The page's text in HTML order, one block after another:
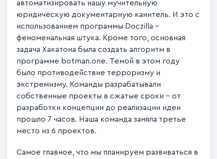
автоматизировать нашу мучительную
юридическую документарную канитель. И это с
использованием программы Doczilla –
феноменальная штука. Кроме того, основная
задача Хакатона была создать алгоритм в
программе botman.one. Темой в этом году
было противодействие терроризму и
экстремизму. Команды разрабатывали
собственные проекты в сжатые сроки – от
разработки концепции до реализации идеи
прошло 7 часов. Наша команда заняла третье
место из 6 проектов.
Самое главное, что мы планируем развиваться в